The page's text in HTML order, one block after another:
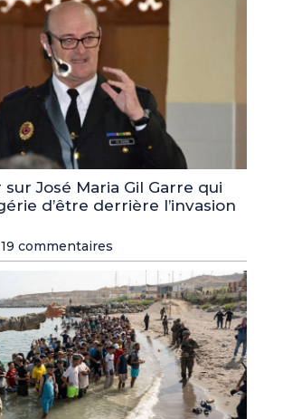
sur José Maria Gil Garre qui
d’être derrière l’invasion
19 commentaires